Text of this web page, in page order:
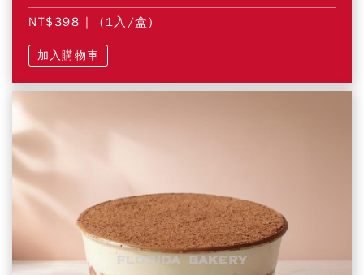
NT$398 | (1入/盒)
加入購物車